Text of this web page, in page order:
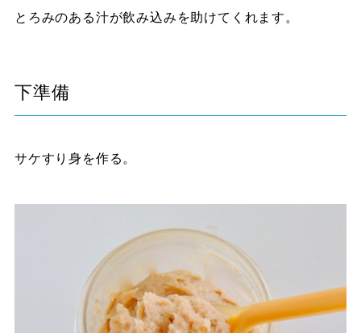
とろみのある汁が飲み込みを助けてくれます。
下準備
サケすり身を作る。